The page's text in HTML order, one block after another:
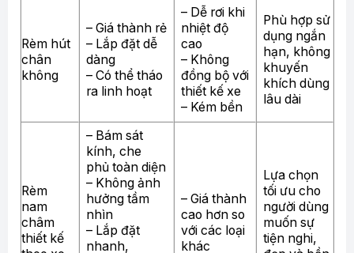
Rèm hút
chân
không
– Giá thành rẻ
– Lắp đặt dễ
dàng
– Có thể tháo
ra linh hoạt
– Dễ rơi khi
nhiệt độ
cao
– Không
đồng bộ với
thiết kế xe
– Kém bền
Phù hợp sử
dụng ngắn
hạn, không
khuyến
khích dùng
lâu dài
Rèm
nam
châm
thiết kế
– Bám sát
kính, che
phủ toàn diện
– Không ảnh
hưởng tầm
nhìn
– Lắp đặt
nhanh,
– Giá thành
cao hơn so
với các loại
khác
Lựa chọn
tối ưu cho
người dùng
muốn sự
tiện nghi,